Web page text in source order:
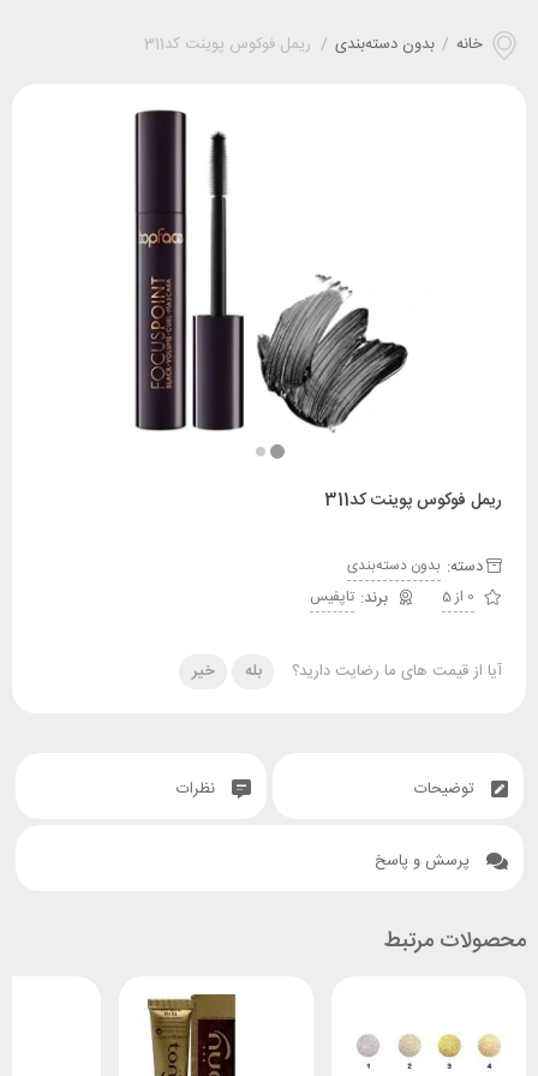
خانه / بدون دسته‌بندی / ريمل فوکوس پوينت کد311
ريمل فوکوس پوينت کد311
دسته: بدون دسته‌بندی
0 از 5
تاپفیس
آیا از قیمت های ما رضایت دارید؟ بله خیر
توضیحات نظرات
پرسش و پاسخ
محصولات مرتبط